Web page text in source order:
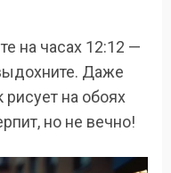
на часах 12:12 —
Даже
на обоях
но не вечно!